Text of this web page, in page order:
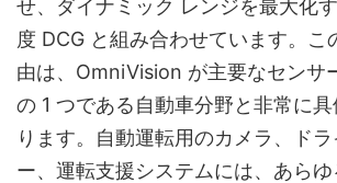
せ、ダイナミック レンジを最大化
度 DCG と組み合わせています。こ
由は、OmniVision が主要なセンサ
の 1 つである自動車分野と非常に
ります。自動運転用のカメラ、ド
ー、運転支援システムには、あら